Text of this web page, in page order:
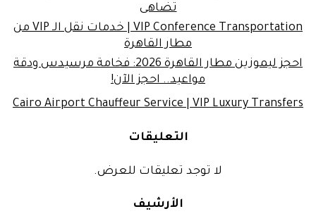
تضاهى
VIP Conference Transportation | خدمات نقل الـ VIP من
مطار القاهرة
احجز ليموزين مطار القاهرة 2026: فخامة مرسيدس ودقة
مواعيد.. احجز الآن!
Cairo Airport Chauffeur Service | VIP Luxury Transfers
التعليقات
لا توجد تعليقات للعرض.
الأرشيف